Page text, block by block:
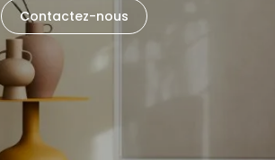
Contactez-nous